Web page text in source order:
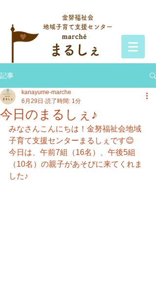
金努福祉会
地域子育て支援センター
記事
今日のまるしぇ♪
kanayume-marche
6月29日 読了時間: 1分
みなさんこんにちは！金努福祉会地域
子育て支援センターまるしぇです😊
今日は、午前7組（16名）、午後5組
（10名）の親子があそびに来てくれま
した♪